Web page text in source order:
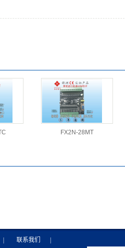
FX2N-28MT
联系我们